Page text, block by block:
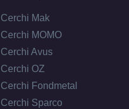
Cerchi Mak
Cerchi MOMO
Cerchi Avus
Cerchi OZ
Cerchi Fondmetal
Cerchi Sparco